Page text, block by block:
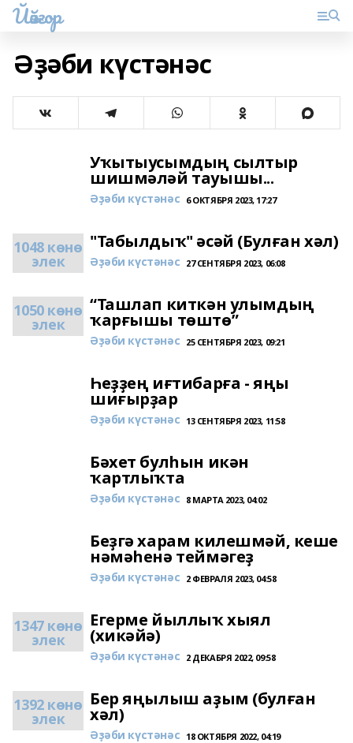
Йәйғор
Әҙәби күстәнәс
Уҡытыусымдың сылтыр
шишмәләй тауышы...
Әҙәби күстәнәс 6 ОКТЯБРЯ 2023, 17:27
1048 көнө
элек
"Табылдыҡ" әсәй (Булған хәл)
Әҙәби күстәнәс 27 СЕНТЯБРЯ 2023, 06:08
1050 көнө
элек
“Ташлап киткән улымдың
ҡарғышы төштө”
Әҙәби күстәнәс 25 СЕНТЯБРЯ 2023, 09:21
Һеҙҙең иғтибарға - яңы
шиғырҙар
Әҙәби күстәнәс 13 СЕНТЯБРЯ 2023, 11:58
Бәхет булһын икән
ҡартлыҡта
Әҙәби күстәнәс 8 МАРТА 2023, 04:02
Беҙгә харам килешмәй, кеше
нәмәһенә теймәгеҙ
Әҙәби күстәнәс 2 ФЕВРАЛЯ 2023, 04:58
1347 көнө
элек
Егерме йыллыҡ хыял
(хикәйә)
Әҙәби күстәнәс 2 ДЕКАБРЯ 2022, 09:58
1392 көнө
элек
Бер яңылыш аҙым (булған
хәл)
Әҙәби күстәнәс 18 ОКТЯБРЯ 2022, 04:19